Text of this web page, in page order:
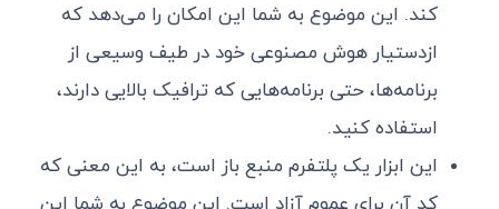
کند. این موضوع به شما این امکان را می‌دهد که
ازدستیار هوش مصنوعی خود در طیف وسیعی از
برنامه‌ها، حتی برنامه‌هایی که ترافیک بالایی دارند،
استفاده کنید.
این ابزار یک پلتفرم منبع‌ باز است، به این معنی که